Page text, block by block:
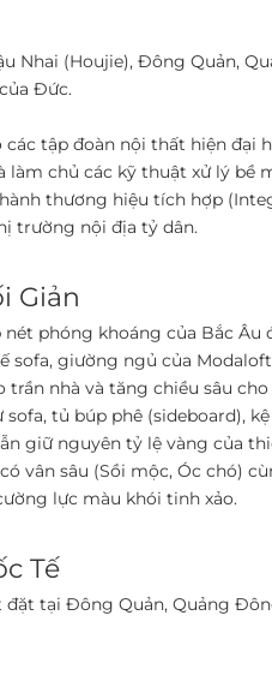
Nhai (Houjie), Đông Quản,
Đức.
tập đoàn nội thất hiện đại
chủ các kỹ thuật xử lý bề
thương hiệu tích hợp
trường nội địa tỷ dân.
Giản
phóng khoáng của Bắc
sofa, giường ngủ của
nhà và tăng chiều sâu cho
tủ búp phê (sideboard),
giữ nguyên tỷ lệ vàng của
vân sâu (Sồi mộc, Óc chó)
lực màu khói tinh xảo.
Tế
tại Đông Quản, Quảng